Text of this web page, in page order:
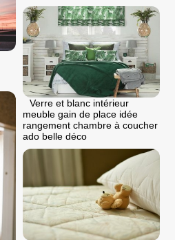
Verre et blanc intérieur
meuble gain de place idée
rangement chambre à coucher
ado belle déco